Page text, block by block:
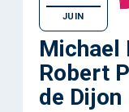
JUIN
Michael
Robert
de Dijon